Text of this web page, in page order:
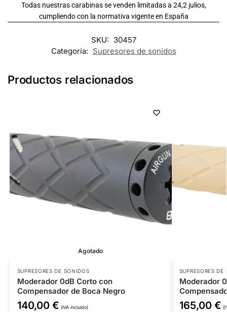
Todas nuestras carabinas se venden limitadas a 24,2 julios,
cumpliendo con la normativa vigente en España
SKU: 30457
Categoría: Supresores de sonidos
Productos relacionados
Agotado
SUPRESORES DE SONIDOS
Moderador 0dB Corto con
Compensador de Boca Negro
140,00 € (IVA incluido)
SUPRESORES DE
Moderador
165,00 €